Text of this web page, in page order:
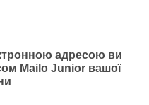
адресою ви
Mailo Junior вашої